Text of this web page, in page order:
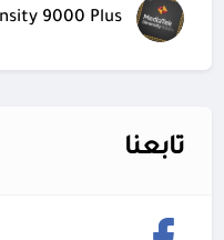
9000 Plus
تابعنا